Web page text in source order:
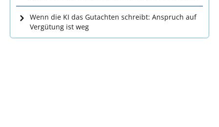
Wenn die KI das Gutachten schreibt: Anspruch auf
Vergütung ist weg